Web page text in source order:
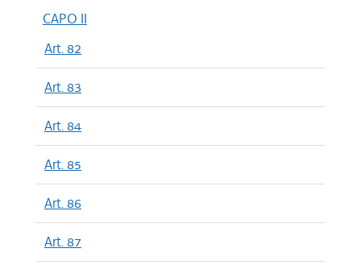
CAPO II
Art. 82
Art. 83
Art. 84
Art. 85
Art. 86
Art. 87